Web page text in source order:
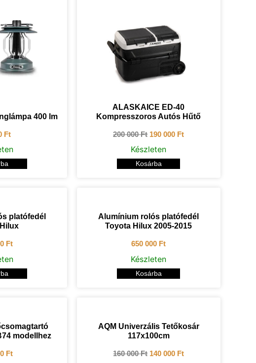
400 lm
Ft
ALASKAICE ED-40
Kompresszoros Autós Hűtő
200 000Ft 190 000 Ft
Készleten
Kosárba
platófedél
Ft
Alumínium rolós platófedél
Toyota Hilux 2005-2015
650 000 Ft
Készleten
Kosárba
modellhez
Ft
AQM Univerzális Tetőkosár
117x100cm
160 000Ft 140 000 Ft